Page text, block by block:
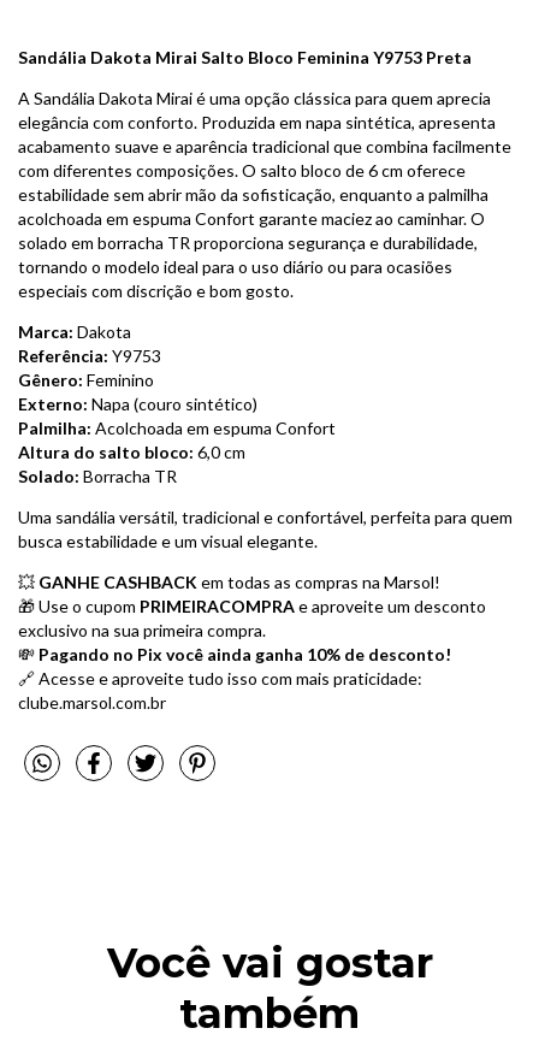
Sandália Dakota Mirai Salto Bloco Feminina Y9753 Preta
A Sandália Dakota Mirai é uma opção clássica para quem aprecia
elegância com conforto. Produzida em napa sintética, apresenta
acabamento suave e aparência tradicional que combina facilmente
com diferentes composições. O salto bloco de 6 cm oferece
estabilidade sem abrir mão da sofisticação, enquanto a palmilha
acolchoada em espuma Confort garante maciez ao caminhar. O
solado em borracha TR proporciona segurança e durabilidade,
tornando o modelo ideal para o uso diário ou para ocasiões
especiais com discrição e bom gosto.
Marca: Dakota
Referência: Y9753
Gênero: Feminino
Externo: Napa (couro sintético)
Palmilha: Acolchoada em espuma Confort
Altura do salto bloco: 6,0 cm
Solado: Borracha TR
Uma sandália versátil, tradicional e confortável, perfeita para quem
busca estabilidade e um visual elegante.
💥 GANHE CASHBACK em todas as compras na Marsol!
🎁 Use o cupom PRIMEIRACOMPRAe aproveite um desconto
exclusivo na sua primeira compra.
💸 Pagando no Pix você ainda ganha 10% de desconto!
🔗 Acesse e aproveite tudo isso com mais praticidade:
clube.marsol.com.br
Você vai gostar
também